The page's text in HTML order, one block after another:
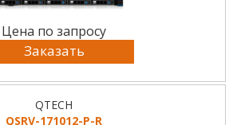
Цена по запросу
Заказать
QTECH
QSRV-171012-P-R